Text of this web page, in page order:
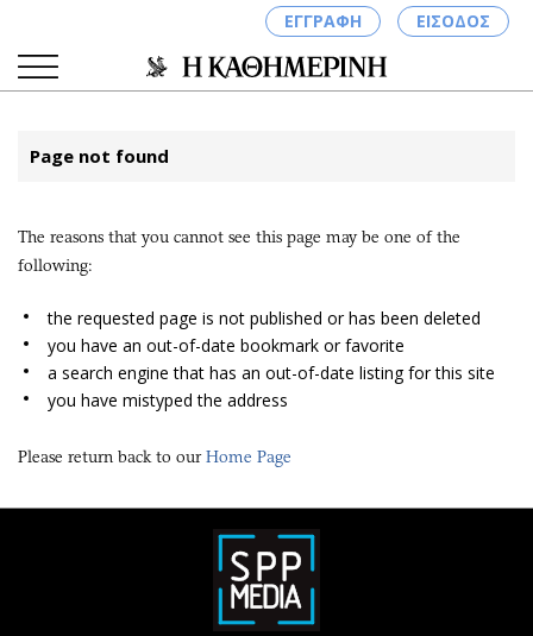
ΕΓΓΡΑΦΗ ΕΙΣΟΔΟΣ
Κύπρος
Παιδεία
Υγεία
Πολιτική
Βουλευτικές 2026
Εκλογές 2024
Προεδρικές 2023
Απόψεις
The Hill
Υγεία
Αγγελίες
Geek
Νέα
Κινητά-tablets
Page not found
The reasons that you cannot see this page may be one of the
following:
the requested page is not published or has been deleted
you have an out-of-date bookmark or favorite
a search engine that has an out-of-date listing for this site
you have mistyped the address
Please return back to ourHome Page